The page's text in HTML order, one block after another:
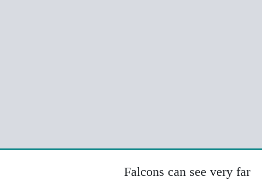
Falcons can see very far